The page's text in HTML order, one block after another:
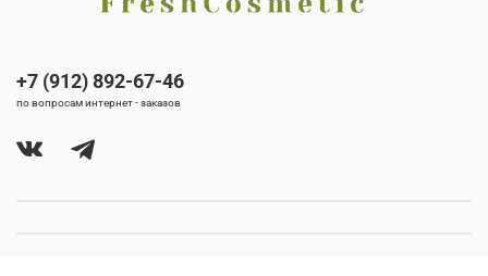
+7 (912) 892-67-46
по вопросам интернет - заказов